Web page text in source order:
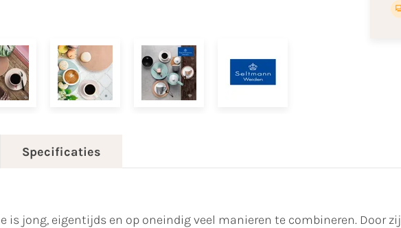
Specificaties
is jong, eigentijds en op oneindig veel manieren te combineren. Door